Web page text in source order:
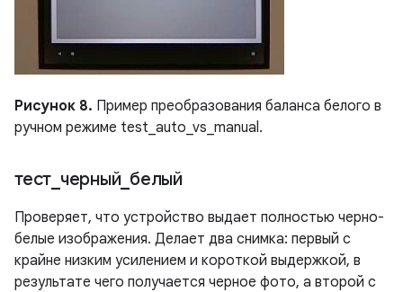
Рисунок 8. Пример преобразования баланса белого в
ручном режиме test_auto_vs_manual.
тест черный_ белый
Проверяет, что устройство выдает полностью черно-
белые изображения. Делает два снимка: первый с
крайне низким усилением и короткой выдержкой, в
результате чего получается черное фото, а второй с